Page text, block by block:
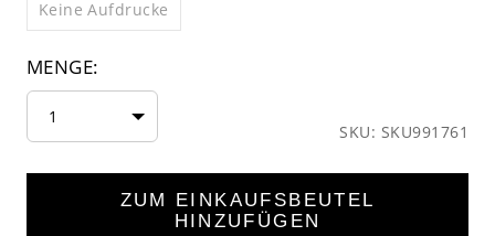
Keine Aufdrucke
MENGE:
1
SKU: SKU991761
ZUM EINKAUFSBEUTEL
HINZUFÜGEN